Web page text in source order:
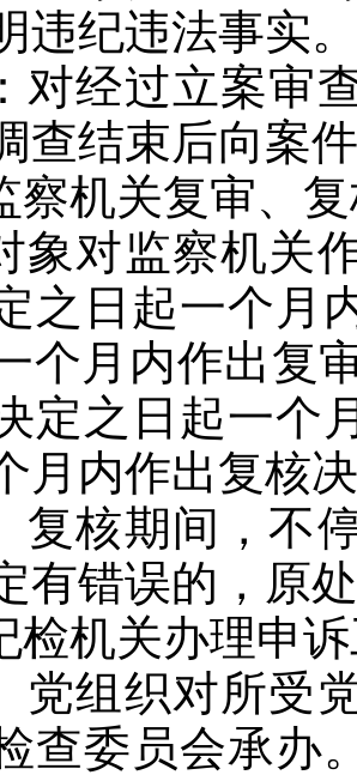
违纪违法事实。
对经过立案审
查结束后向案
察机关复审、
象对监察机关
之日起一个月
个月内作出复
定之日起一个
月内作出复核
复核期间，不
有错误的，原
检机关办理申
党组织对所受
查委员会承办